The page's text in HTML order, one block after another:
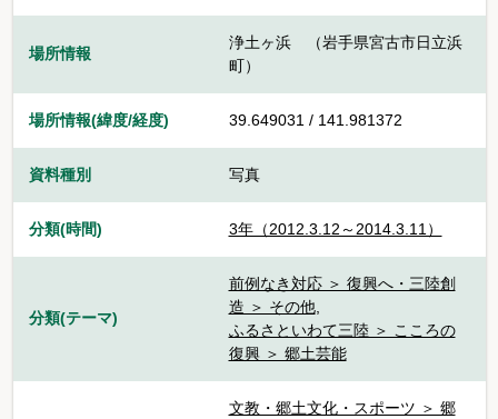
場所情報
浄土ヶ浜 （岩手県宮古市日立浜
町）
場所情報(緯度/経度) 39.649031 / 141.981372
資料種別 写真
分類(時間) 3年（2012.3.12～2014.3.11）
分類(テーマ)
前例なき対応 ＞ 復興へ・三陸創
造 ＞ その他,
ふるさといわて三陸 ＞ こころの
復興 ＞ 郷土芸能
文教・郷土文化・スポーツ ＞ 郷